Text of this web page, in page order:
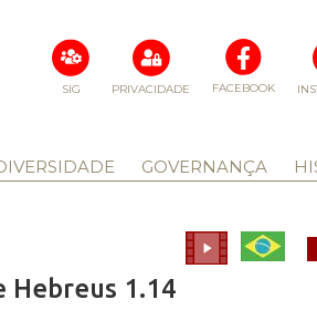
FACEBOOK
PRIVACIDADE
SIG
GOVERNANÇA
Hebreus 1.14